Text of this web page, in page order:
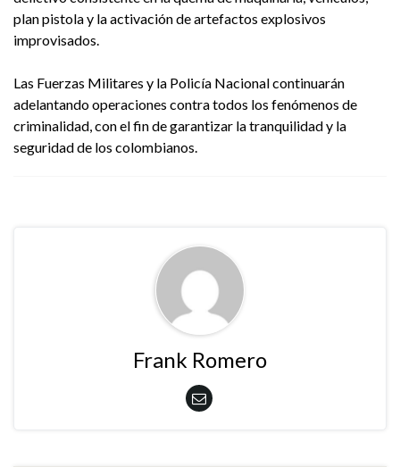
plan pistola y la activación de artefactos explosivos
improvisados.
Las Fuerzas Militares y la Policía Nacional continuarán
adelantando operaciones contra todos los fenómenos de
criminalidad, con el fin de garantizar la tranquilidad y la
seguridad de los colombianos.
Frank Romero